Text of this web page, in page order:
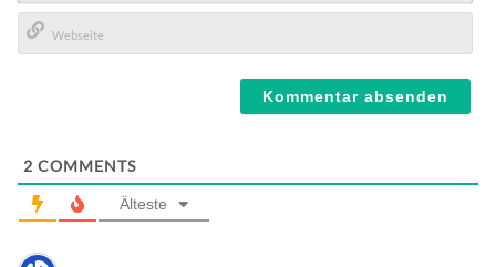
E-
Mail*
2 COMMENTS
Älteste